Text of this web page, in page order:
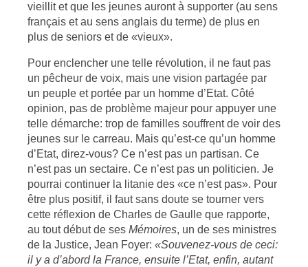
vieillit et que les jeunes auront à supporter (au sens
français et au sens anglais du terme) de plus en
plus de seniors et de «vieux».
Pour enclencher une telle révolution, il ne faut pas
un pêcheur de voix, mais une vision partagée par
un peuple et portée par un homme d’Etat. Côté
opinion, pas de problème majeur pour appuyer une
telle démarche: trop de familles souffrent de voir des
jeunes sur le carreau. Mais qu’est-ce qu’un homme
d’Etat, direz-vous? Ce n’est pas un partisan. Ce
n’est pas un sectaire. Ce n’est pas un politicien. Je
pourrai continuer la litanie des «ce n’est pas». Pour
être plus positif, il faut sans doute se tourner vers
cette réflexion de Charles de Gaulle que rapporte,
au tout début de ses Mémoires, un de ses ministres
de la Justice, Jean Foyer: «Souvenez-vous de ceci:
il y a d’abord la France, ensuite l’Etat, enfin, autant